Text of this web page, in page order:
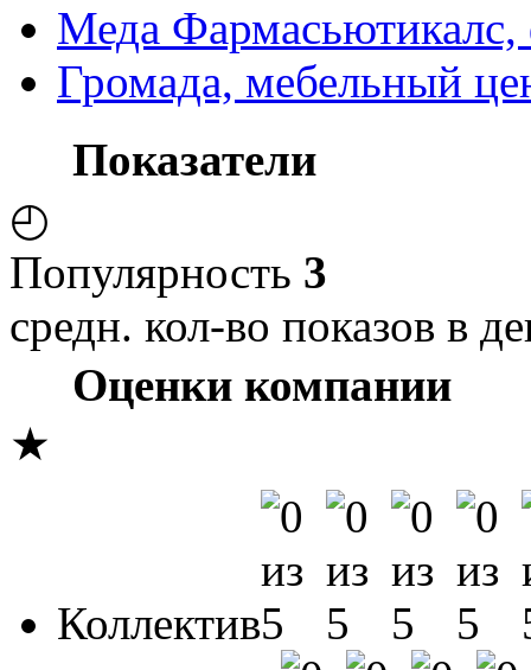
Меда Фармасьютикалс,
Громада, мебельный
Показатели
◴
Популярность 3
средн. кол-во показов в
Оценки компании
★
Коллектив